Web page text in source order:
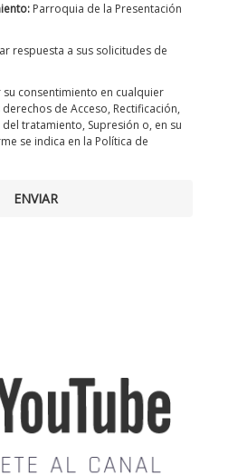
Parroquia de la Presentación
respuesta a sus solicitudes de
su consentimiento en cualquier
de Acceso, Rectificación,
tratamiento, Supresión o, en su
se indica en la Política de
ENVIAR